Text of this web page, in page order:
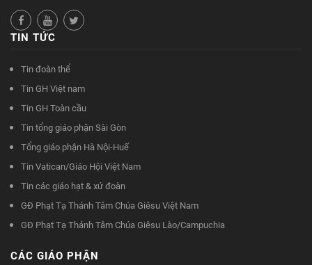
TIN TỨC
Tin đoàn thể
Tin GH Việt nam
Tin GH Toàn cầu
Tin tổng giáo phận Sài Gòn
Tổng giáo phận Hà Nội-Huế
Tin Vatican/Giáo Hội Việt Nam
Tin các giáo hạt & xứ đoàn
GĐ Phạt Tạ Thánh Tâm Chúa Giêsu Việt Nam
GĐ Phạt Tạ Thánh Tâm Chúa Giêsu Lào/Campuchia
CÁC GIÁO PHẬN